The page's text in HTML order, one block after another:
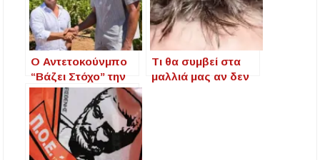
Με λαμπρότητα πραγματοποιήθηκε η
πανήγυρη του Παρεκκλησίου Μεταμορφώσεως
του Σωτήρος στην Παραλία Διονυσίου
Έρευνα απαντάει: Πόσο χρόνο κερδίζουμε
υπερβαίνοντας το όριο ταχύτητας;
Χαλκιδική: Άμεση η κατάσβεση πυρκαγιάς σε
χαμηλή βλάστηση στην περιοχή του Πόρτο
Καρράς
Ο Αντετοκούνμπο
“Βάζει Στόχο” την
Οινοποιία
Τσάνταλη στη
Χαλκιδική!
Τι θα συμβεί στα
μαλλιά μας αν δεν